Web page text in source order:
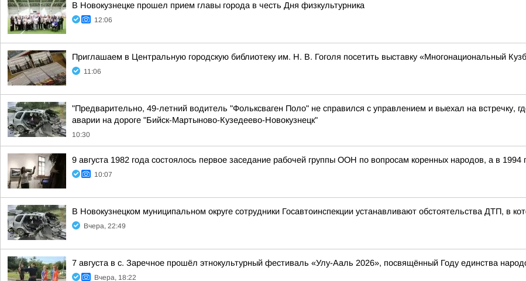
В Новокузнецке прошел прием главы города в честь Дня физкультурника
12:06
Приглашаем в Центральную городскую библиотеку им. Н. В. Гоголя посетить выставку «Многонациональный
11:06
"Предварительно, 49-летний водитель "Фольксваген Поло" не справился с управлением и выехал на встречку,
аварии на дороге "Бийск-Мартыново-Кузедеево-Новокузнецк"
10:30
9 августа 1982 года состоялось первое заседание рабочей группы ООН по вопросам коренных народов, а в
10:07
В Новокузнецком муниципальном округе сотрудники Госавтоинспекции устанавливают обстоятельства ДТП, в
Вчера, 22:49
7 августа в с. Заречное прошёл этнокультурный фестиваль «Улу-Ааль 2026», посвящённый Году единства
Вчера, 18:22